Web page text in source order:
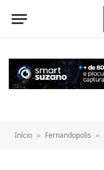
conteúdo
Início » Fernandopolis »